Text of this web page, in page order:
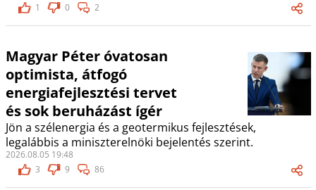
1
0 2
Magyar Péter óvatosan
optimista, átfogó
energiafejlesztési tervet
és sok beruházást ígér
Jön a szélenergia és a geotermikus fejlesztések,
legalábbis a miniszterelnöki bejelentés szerint.
2026.08.05 19:48
3
9 86